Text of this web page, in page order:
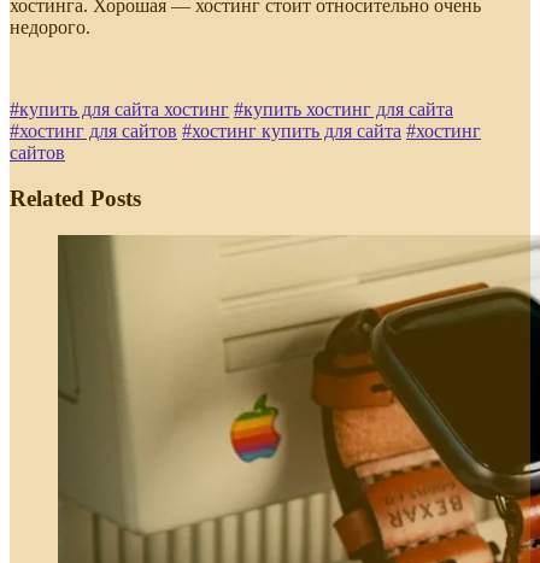
хостинга. Хорошая — хостинг стоит относительно очень
недорого.
#купить для сайта хостинг #купить хостинг для сайта
#хостинг для сайтов #хостинг купить для сайта #хостинг
сайтов
Related Posts